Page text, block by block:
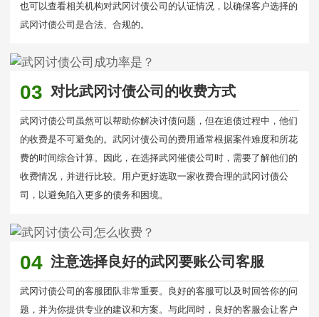
也可以查看相关机构对武冈讨债公司的认证情况，以确保客户选择的
武冈讨债公司是合法、合规的。
03 对比武冈讨债公司的收费方式
武冈讨债公司虽然可以帮助你解决讨债问题，但在追债过程中，他们
的收费是不可避免的。武冈讨债公司的费用通常根据案件难度和所花
费的时间综合计算。因此，在选择武冈催债公司时，需要了解他们的
收费情况，并进行比较。用户更好选取一家收费合理的武冈讨债公
司，以避免陷入更多的债务和困境。
04 注意选择良好的武冈要账公司客服
武冈讨债公司的客服团队非常重要。良好的客服可以及时回答你的问
题，并为你提供专业的建议和方案。与此同时，良好的客服会让客户